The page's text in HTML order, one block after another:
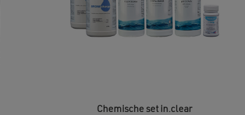
Chemische set in.clear